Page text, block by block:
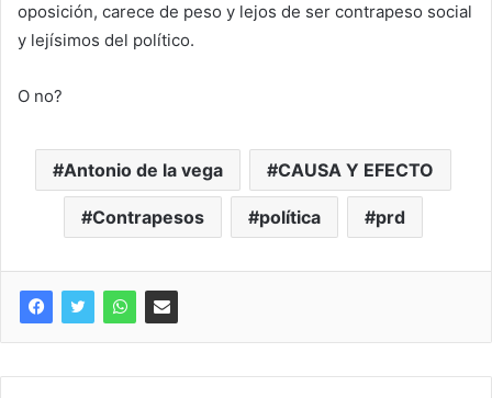
oposición, carece de peso y lejos de ser contrapeso social
y lejísimos del político.
O no?
Antonio de la vega CAUSA Y EFECTO
Contrapesos política prd